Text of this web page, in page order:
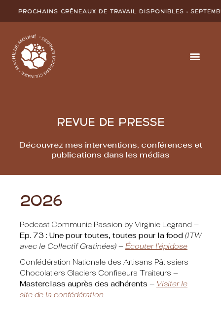
Prochains créneaux de travail disponibles :
REVUE DE PRESSE
Découvrez mes interventions, conférences et
publications dans les médias
2026
Podcast Communic Passion by Virginie Legrand –
Ep. 73 : Une pour toutes, toutes pour la food (ITW
avec le Collectif Gratinées) – Écouter l’épidose
Confédération Nationale des Artisans Pâtissiers
Chocolatiers Glaciers Confiseurs Traiteurs –
Masterclass auprès des adhérents – Visiter le
site de la confédération